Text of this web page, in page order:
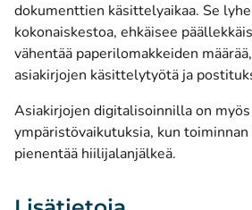
dokumenttien käsittelyaikaa. Se
kokonaiskestoa, ehkäisee
vähentää paperilomakkeiden
asiakirjojen käsittelytyötä ja
Asiakirjojen digitalisoinnilla on myös
ympäristövaikutuksia, kun
pienentää hiilijalanjälkeä.